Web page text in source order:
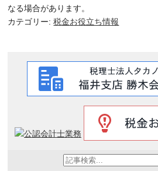
なる場合があります。
カテゴリー:税金お役立ち情報